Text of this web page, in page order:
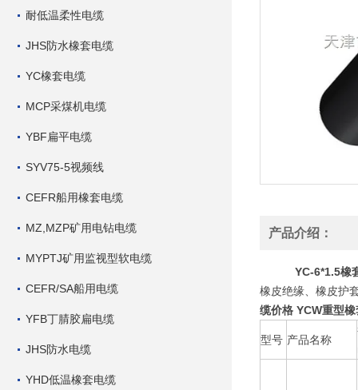
耐低温柔性电缆
JHS防水橡套电缆
YC橡套电缆
MCP采煤机电缆
YBF扁平电缆
SYV75-5视频线
CEFR船用橡套电缆
MZ,MZP矿用电钻电缆
MYPTJ矿用监视型软电缆
CEFR/SA船用电缆
YFB丁腈胶扁电缆
JHS防水电缆
YHD低温橡套电缆
产品介绍：
YC-6*1.5橡
橡皮绝缘、橡皮护
缆价格 YCW重型
型号 产品名称